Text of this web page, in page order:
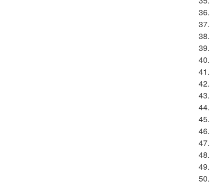
36.
37.
38.
39.
40.
41.
42.
43.
44.
45.
46.
47.
48.
49.
50.